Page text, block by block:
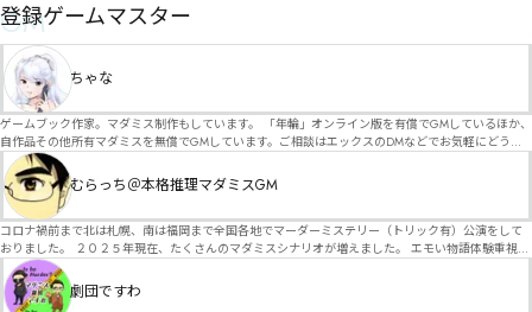
GM
登録ゲームマスター
ちゃな
ゲームブック作家。マダミス制作もしています。 「年輪」オンライン版を有償でGMしているほか、
自作品その他所有マダミスを無償でGMしています。ご相談はエックスのDMなどでお気軽にどう
ぞ。
むらっち＠本格推理マダミスGM
コロナ禍前まで北は札幌、南は福岡まで全国各地でマーダーミステリー（トリック有）公演をして
おりました。 ２０２５年現在、たくさんのマダミスシナリオが増えました。 エモい物語体験重視の
シナリオがマダミス・マーダーミステリーというジャンル名でたくさんあるため、そのようなシナ
リオは簡単に遊べます。 しかし、２～３時間ずっと考え＆議論して、見たことないトリックが解け
る閃きや犯人として逃げ切る楽しみのある本格推理マーダーミステリーを見つけることが難しくな
劇団ですわ